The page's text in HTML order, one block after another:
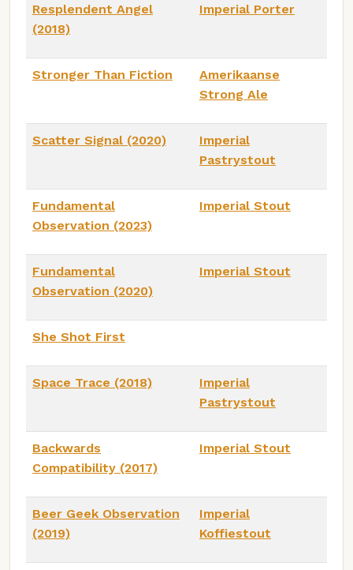
Resplendent Angel
(2018)
Imperial Porter
Stronger Than Fiction
Amerikaanse
Strong Ale
Scatter Signal (2020)
Imperial
Pastrystout
Fundamental
Observation (2023)
Imperial Stout
Fundamental
Observation (2020)
Imperial Stout
She Shot First
Space Trace (2018)
Imperial
Pastrystout
Backwards
Compatibility (2017)
Imperial Stout
Beer Geek Observation
(2019)
Imperial
Koffiestout